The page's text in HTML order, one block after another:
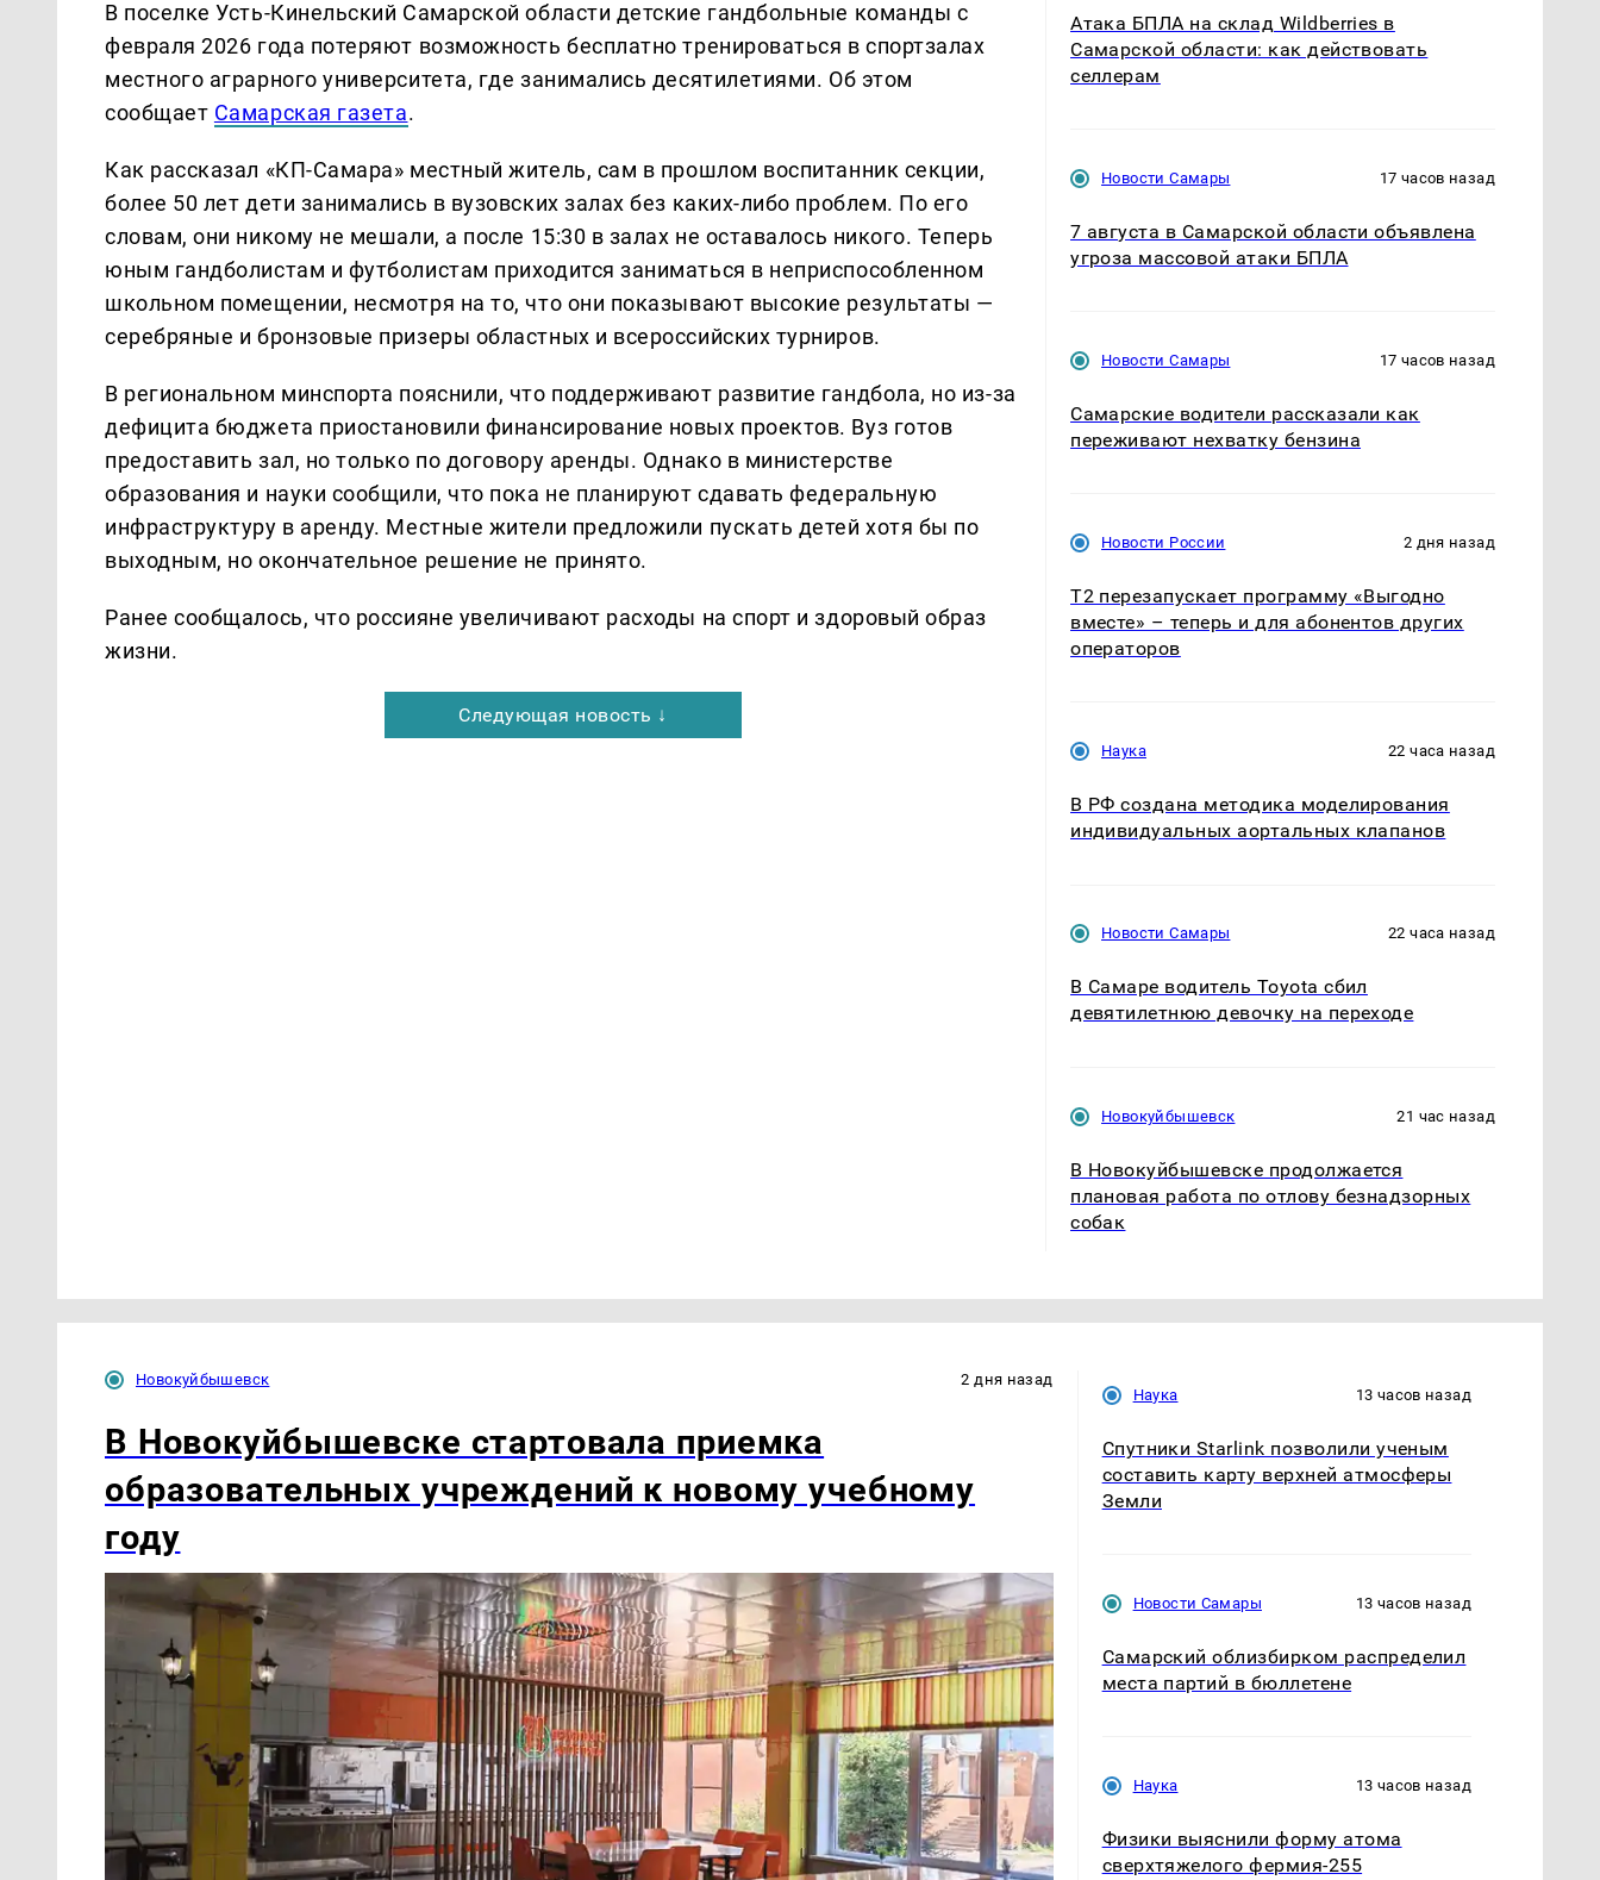
В поселке Усть-Кинельский Самарской области детские гандбольные команды с
февраля 2026 года потеряют возможность бесплатно тренироваться в спортзалах
местного аграрного университета, где занимались десятилетиями. Об этом
сообщает Самарская газета.
Как рассказал «КП-Самара» местный житель, сам в прошлом воспитанник секции,
более 50 лет дети занимались в вузовских залах без каких-либо проблем. По его
словам, они никому не мешали, а после 15:30 в залах не оставалось никого. Теперь
юным гандболистам и футболистам приходится заниматься в неприспособленном
школьном помещении, несмотря на то, что они показывают высокие результаты —
серебряные и бронзовые призеры областных и всероссийских турниров.
В региональном минспорта пояснили, что поддерживают развитие гандбола, но из-за
дефицита бюджета приостановили финансирование новых проектов. Вуз готов
предоставить зал, но только по договору аренды. Однако в министерстве
образования и науки сообщили, что пока не планируют сдавать федеральную
инфраструктуру в аренду. Местные жители предложили пускать детей хотя бы по
выходным, но окончательное решение не принято.
Ранее сообщалось, что россияне увеличивают расходы на спорт и здоровый образ
жизни.
Следующая новость ↓
Атака БПЛА на склад Wildberries в
Самарской области: как действовать
селлерам
Новости Самары 17 часов назад
7 августа в Самарской области объявлена
угроза массовой атаки БПЛА
Новости Самары 17 часов назад
Самарские водители рассказали как
переживают нехватку бензина
Новости России 2 дня назад
Т2 перезапускает программу «Выгодно
вместе» – теперь и для абонентов других
операторов
Наука 22 часа назад
В РФ создана методика моделирования
индивидуальных аортальных клапанов
Новости Самары 22 часа назад
В Самаре водитель Toyota сбил
девятилетнюю девочку на переходе
Новокуйбышевск 21 час назад
В Новокуйбышевске продолжается
плановая работа по отлову безнадзорных
собак
Новокуйбышевск 2 дня назад
В Новокуйбышевске стартовала приемка
образовательных учреждений к новому учебному
году
Наука 13 часов назад
Спутники Starlink позволили ученым
составить карту верхней атмосферы
Земли
Новости Самары 13 часов назад
Самарский облизбирком распределил
места партий в бюллетене
Наука 13 часов назад
Физики выяснили форму атома
сверхтяжелого фермия-255